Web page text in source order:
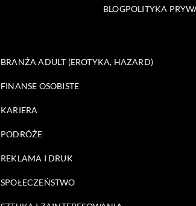
BLOGPOLITYKA
BRANŻA ADULT (EROTYKA, HAZARD)
FINANSE OSOBISTE
KARIERA
PODRÓŻE
REKLAMA I DRUK
SPOŁECZEŃSTWO